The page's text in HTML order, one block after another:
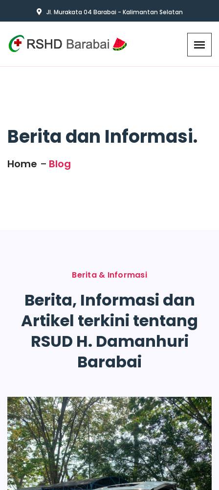
Jl. Murakata 04 Barabai - Kalimantan Selatan
Berita dan Informasi.
Home Blog
Berita & Informasi
Berita, Informasi dan
Artikel terkini tentang
RSUD H. Damanhuri
Barabai